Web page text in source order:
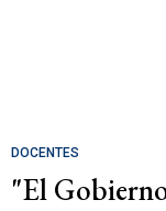
DOCENTES
"El